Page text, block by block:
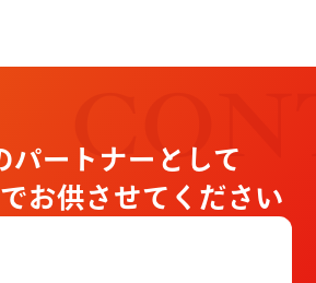
パートナーとして
お供させてください